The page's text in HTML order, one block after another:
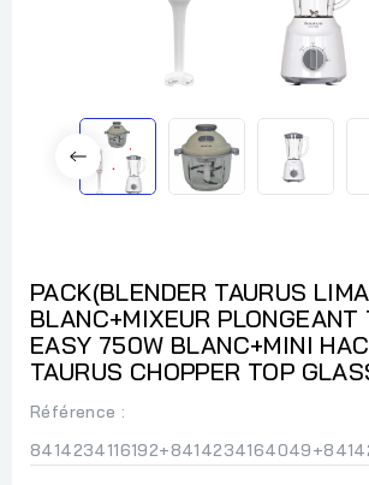
PACK(BLENDER TAURUS
BLANC+MIXEUR PLONGEANT
EASY 750W BLANC+MINI
TAURUS CHOPPER TOP
Référence :